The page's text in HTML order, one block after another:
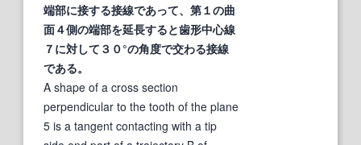
端部に接する接線であって、第１の曲
面４側の端部を延長すると歯形中心線
７に対して３０°の角度で交わる接線
である。
A shape of a cross section
perpendicular to the tooth of the plane
5 is a tangent contacting with a tip